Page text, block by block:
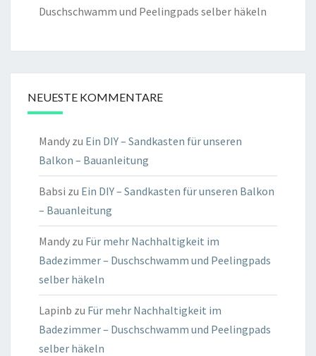
Duschschwamm und Peelingpads selber häkeln
NEUESTE KOMMENTARE
Mandy zu Ein DIY – Sandkasten für unseren
Balkon – Bauanleitung
Babsi zu Ein DIY – Sandkasten für unseren Balkon
– Bauanleitung
Mandy zu Für mehr Nachhaltigkeit im
Badezimmer – Duschschwamm und Peelingpads
selber häkeln
Lapinb zu Für mehr Nachhaltigkeit im
Badezimmer – Duschschwamm und Peelingpads
selber häkeln